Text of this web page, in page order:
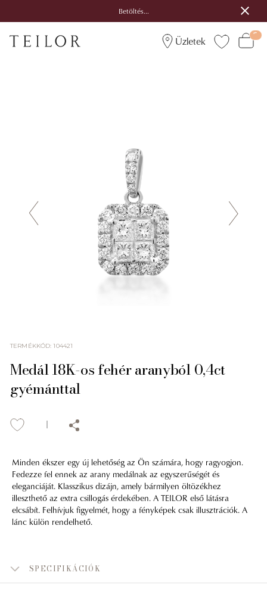
Betöltés...
Üzletek
TERMÉKKÓD:104421
Medál 18K-os fehér aranyból 0,4ct
gyémánttal
Minden ékszer egy új lehetőség az Ön számára, hogy ragyogjon.
Fedezze fel ennek az arany medálnak az egyszerűségét és
eleganciáját. Klasszikus dizájn, amely bármilyen öltözékhez
illeszthető az extra csillogás érdekében. A TEILOR első látásra
elcsábít. Felhívjuk figyelmét, hogy a fényképek csak illusztrációk. A
lánc külön rendelhető.
SPECIFIKÁCIÓK